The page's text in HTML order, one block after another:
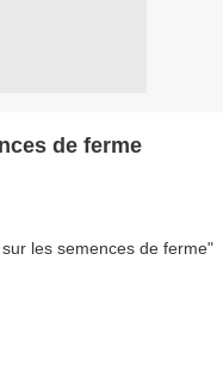
de ferme